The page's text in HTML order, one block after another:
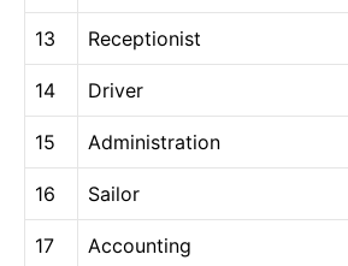
13 Receptionist
14 Driver
15 Administration
16 Sailor
17 Accounting